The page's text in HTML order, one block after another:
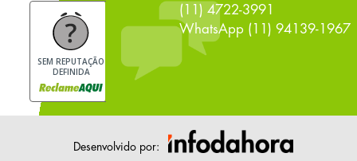
(11) 4722-3991
WhatsApp (11) 94139-1967
SEM REPUTAÇÃO
DEFINIDA
Desenvolvido por: